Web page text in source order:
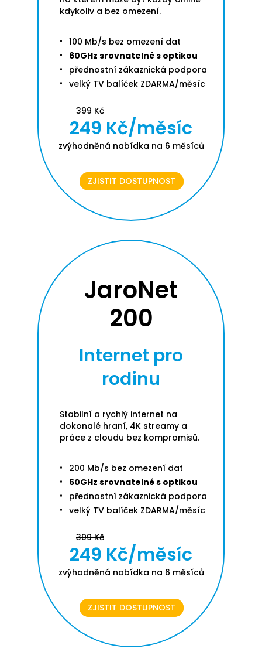
kdykoliv a bez omezení.
100 Mb/s bez omezení dat
60GHz srovnatelné s optikou
přednostní zákaznická podpora
velký TV balíček ZDARMA/měsíc
399 Kč
249 Kč/měsíc
zvýhodněná nabídka na 6 měsíců
ZJISTIT DOSTUPNOST
JaroNet
200
Internet pro
rodinu
Stabilní a rychlý internet na
dokonalé hraní, 4K streamy a
práce z cloudu bez kompromisů.
200 Mb/s bez omezení dat
60GHz srovnatelné s optikou
přednostní zákaznická podpora
velký TV balíček ZDARMA/měsíc
399 Kč
249 Kč/měsíc
zvýhodněná nabídka na 6 měsíců
ZJISTIT DOSTUPNOST